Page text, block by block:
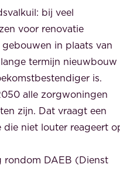
bij veel
voor renovatie
in plaats van
termijn nieuwbouw
is.
alle zorgwoningen
zijn. Dat vraagt een
niet louter reageert
rondom DAEB (Dienst